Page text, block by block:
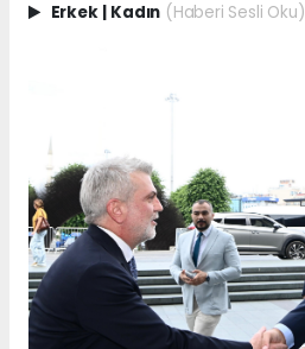
Erkek Kadın (Haberi Sesli Oku)